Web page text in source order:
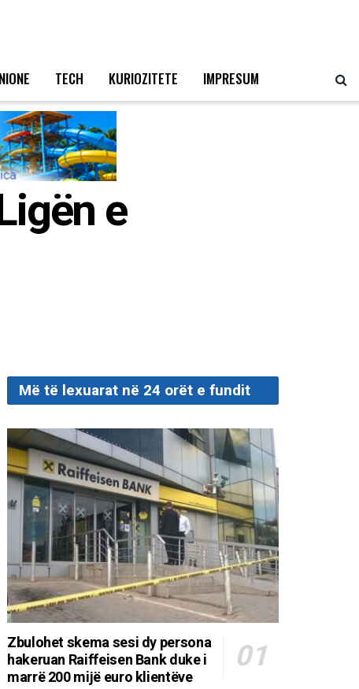
TECH KURIOZITETE IMPRESUM
e
Më të lexuarat në 24 orët e fundit
Zbulohet skema sesi dy persona
hakeruan Raiffeisen Bank duke i
marrë 200 mijë euro klientëve